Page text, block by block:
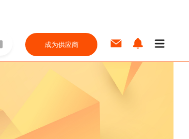
成为供应商